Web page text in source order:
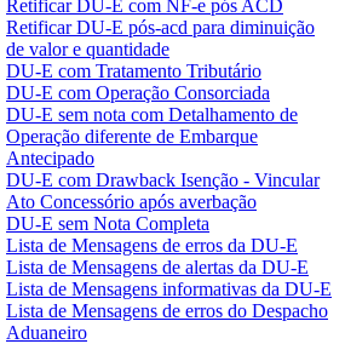
Retificar DU-E com NF-e pós ACD
Retificar DU-E pós-acd para diminuição
de valor e quantidade
DU-E com Tratamento Tributário
DU-E com Operação Consorciada
DU-E sem nota com Detalhamento de
Operação diferente de Embarque
Antecipado
DU-E com Drawback Isenção - Vincular
Ato Concessório após averbação
DU-E sem Nota Completa
Lista de Mensagens de erros da DU-E
Lista de Mensagens de alertas da DU-E
Lista de Mensagens informativas da DU-E
Lista de Mensagens de erros do Despacho
Aduaneiro